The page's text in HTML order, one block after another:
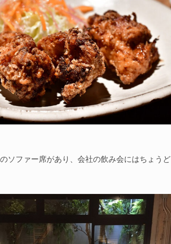
ソファー席があり、会社の飲み会にはちょうど